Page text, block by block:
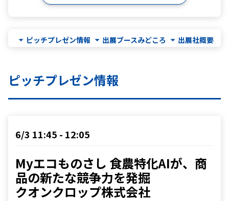
ピッチプレゼン情報 出展ブースみどころ 出展社概要
ピッチプレゼン情報
6/3 11:45 - 12:05
Myエコものさし 食農特化AIが、商
品の新たな競争力を発掘
クオンクロップ株式会社